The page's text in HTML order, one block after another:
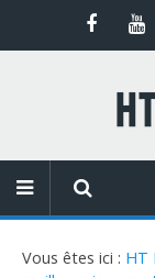
Vous êtes ici : HT